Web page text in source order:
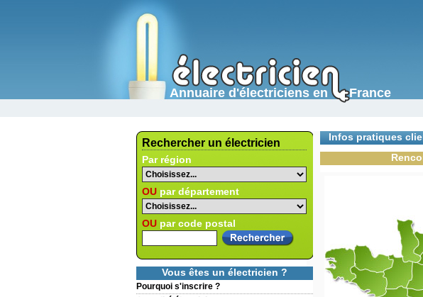
Annuaire d'électriciens en France
Rechercher un électricien
Par région
OU par département
OU par code postal
Vous êtes un électricien ?
Pourquoi s'inscrire ?
Infos pratiques